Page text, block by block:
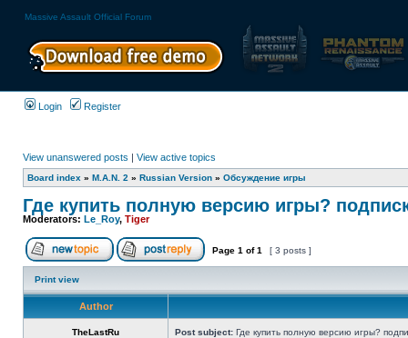
Massive Assault Official Forum
Login Register
View unanswered posts | View active topics
Board index » M.A.N. 2 » Russian Version » Обсуждение игры
Где купить полную версию игры?
Moderators: Le_Roy, Tiger
Page 1 of1 [ 3 posts ]
Print view
Author
TheLastRu Post subject: Где купить полную версию игры?